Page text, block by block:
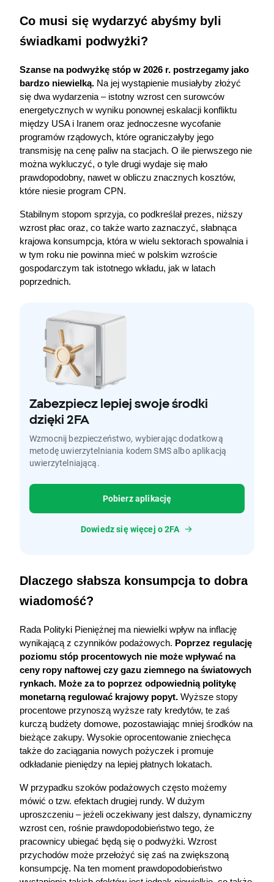
Co musi się wydarzyć abyśmy byli
świadkami podwyżki?
Szanse na podwyżkę stóp w 2026 r. postrzegamy jako
bardzo niewielką. Na jej wystąpienie musiałyby złożyć
się dwa wydarzenia – istotny wzrost cen surowców
energetycznych w wyniku ponownej eskalacji konfliktu
między USA i Iranem oraz jednoczesne wycofanie
programów rządowych, które ograniczałyby jego
transmisję na cenę paliw na stacjach. O ile pierwszego nie
można wykluczyć, o tyle drugi wydaje się mało
prawdopodobny, nawet w obliczu znacznych kosztów,
które niesie program CPN.
Stabilnym stopom sprzyja, co podkreślał prezes, niższy
wzrost płac oraz, co także warto zaznaczyć, słabnąca
krajowa konsumpcja, która w wielu sektorach spowalnia i
w tym roku nie powinna mieć w polskim wzroście
gospodarczym tak istotnego wkładu, jak w latach
poprzednich.
Zabezpiecz lepiej swoje środki
dzięki 2FA
Wzmocnij bezpieczeństwo, wybierając dodatkową
metodę uwierzytelniania kodem SMS albo aplikacją
uwierzytelniającą.
Pobierz aplikację
Dowiedz się więcej o 2FA
Dlaczego słabsza konsumpcja to dobra
wiadomość?
Rada Polityki Pieniężnej ma niewielki wpływ na inflację
wynikającą z czynników podażowych. Poprzez regulację
poziomu stóp procentowych nie może wpływać na
ceny ropy naftowej czy gazu ziemnego na światowych
rynkach. Może za to poprzez odpowiednią politykę
monetarną regulować krajowy popyt. Wyższe stopy
procentowe przynoszą wyższe raty kredytów, te zaś
kurczą budżety domowe, pozostawiając mniej środków na
bieżące zakupy. Wysokie oprocentowanie zniechęca
także do zaciągania nowych pożyczek i promuje
odkładanie pieniędzy na lepiej płatnych lokatach.
W przypadku szoków podażowych często możemy
mówić o tzw. efektach drugiej rundy. W dużym
uproszczeniu – jeżeli oczekiwany jest dalszy, dynamiczny
wzrost cen, rośnie prawdopodobieństwo tego, że
pracownicy ubiegać będą się o podwyżki. Wzrost
przychodów może przełożyć się zaś na zwiększoną
konsumpcję. Na ten moment prawdopodobieństwo